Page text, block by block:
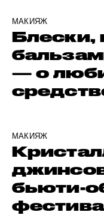
МАКИЯЖ
Блески,
— о
МАКИЯЖ
бьюти-